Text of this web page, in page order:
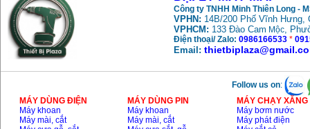
May mai FEG-911A
(100mm)
Price:760000
Price :6000000
Công ty TNHH Minh Thiên Long -
VPHN: 14B/200 Phố Vĩnh Hưng,
VPHCM: 133 Đào Cam Mộc,
Điện thoại/ Zalo: 0986166533 *
Email:
Follow us on:
MÁY DÙNG ĐIỆN
Máy khoan
Máy mài, cắt
MÁY DÙNG PIN
Máy khoan
Máy mài, cắt
MÁY CHẠY
Máy bơm nước
Máy phát điện